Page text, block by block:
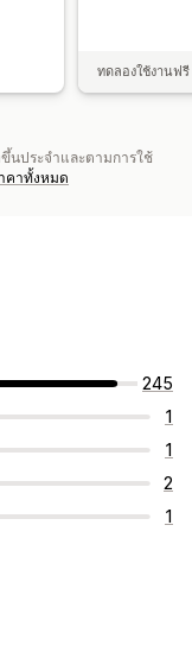
ทดลองใช้งานฟ
นประจำและตามการใช้
คาทั้งหมด
245
1
1
2
1